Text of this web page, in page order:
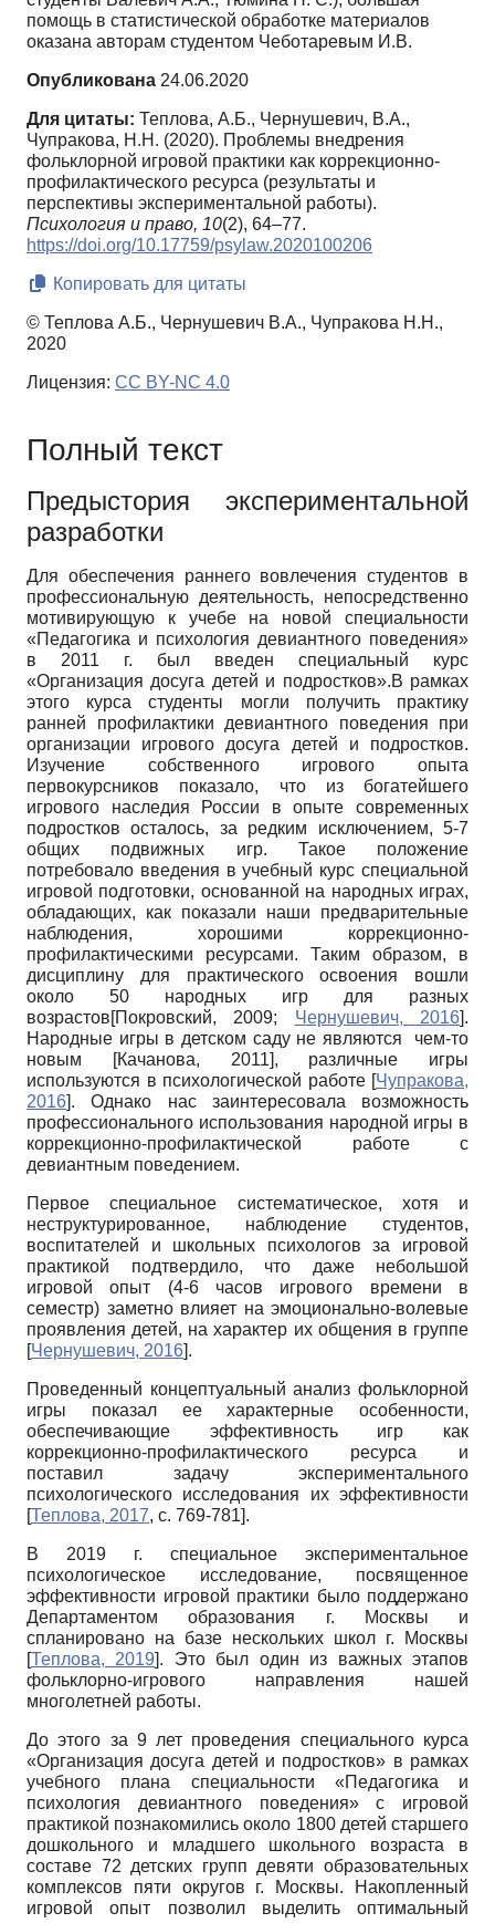
помощь в статистической обработке материалов
оказана авторам студентом Чеботаревым И.В.
Опубликована 24.06.2020
Для цитаты: Теплова, А.Б., Чернушевич, В.А.,
Чупракова, Н.Н. (2020). Проблемы внедрения
фольклорной игровой практики как коррекционно-
профилактического ресурса (результаты и
перспективы экспериментальной работы).
Психология и право, 10(2), 64–77.
https://doi.org/10.17759/psylaw.2020100206
Копировать для цитаты
© Теплова А.Б., Чернушевич В.А., Чупракова Н.Н.,
2020
Лицензия: CC BY-NC 4.0
Полный текст
Предыстория экспериментальной
разработки
Для обеспечения раннего вовлечения студентов в
профессиональную деятельность, непосредственно
мотивирующую к учебе на новой специальности
«Педагогика и психология девиантного поведения»
в 2011 г. был введен специальный курс
«Организация досуга детей и подростков».В рамках
этого курса студенты могли получить практику
ранней профилактики девиантного поведения при
организации игрового досуга детей и подростков.
Изучение собственного игрового опыта
первокурсников показало, что из богатейшего
игрового наследия России в опыте современных
подростков осталось, за редким исключением, 5-7
общих подвижных игр. Такое положение
потребовало введения в учебный курс специальной
игровой подготовки, основанной на народных играх,
обладающих, как показали наши предварительные
наблюдения, хорошими коррекционно-
профилактическими ресурсами. Таким образом, в
дисциплину для практического освоения вошли
около 50 народных игр для разных
возрастов[Покровский, 2009; Чернушевич, 2016].
Народные игры в детском саду не являются чем-то
новым
[Качанова, 2011], различные игры
используются в психологической работе [Чупракова,
2016]. Однако нас заинтересовала возможность
профессионального использования народной игры в
коррекционно-профилактической работе с
девиантным поведением.
Первое специальное систематическое, хотя и
неструктурированное, наблюдение студентов,
воспитателей и школьных психологов за игровой
практикой подтвердило, что даже небольшой
игровой опыт (4-6 часов игрового времени в
семестр) заметно влияет на эмоционально-волевые
проявления детей, на характер их общения в группе
[Чернушевич, 2016].
Проведенный концептуальный анализ фольклорной
игры показал ее характерные особенности,
обеспечивающие эффективность игр как
коррекционно-профилактического ресурса и
поставил задачу экспериментального
психологического исследования их эффективности
[Теплова, 2017, с. 769-781].
В 2019 г. специальное экспериментальное
психологическое исследование, посвященное
эффективности игровой практики было поддержано
Департаментом образования г. Москвы и
спланировано на базе нескольких школ г. Москвы
[Теплова, 2019]. Это был один из важных этапов
фольклорно-игрового направления нашей
многолетней работы.
До этого за 9 лет проведения специального курса
«Организация досуга детей и подростков» в рамках
учебного плана специальности «Педагогика и
психология девиантного поведения» с игровой
практикой познакомились около 1800 детей старшего
дошкольного и младшего школьного возраста в
составе 72 детских групп девяти образовательных
комплексов пяти округов г. Москвы. Накопленный
игровой опыт позволил выделить оптимальный